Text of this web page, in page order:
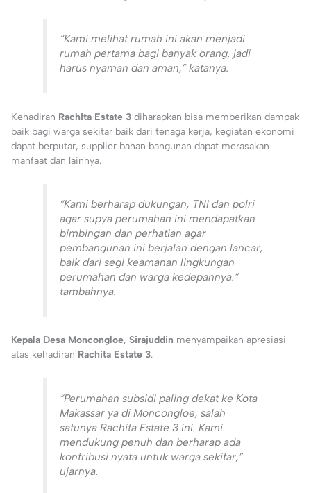
“Kami melihat rumah ini akan menjadi
rumah pertama bagi banyak orang, jadi
harus nyaman dan aman,” katanya.
Kehadiran Rachita Estate 3 diharapkan bisa memberikan dampak
baik bagi warga sekitar baik dari tenaga kerja, kegiatan ekonomi
dapat berputar, supplier bahan bangunan dapat merasakan
manfaat dan lainnya.
“Kami berharap dukungan, TNI dan polri
agar supya perumahan ini mendapatkan
bimbingan dan perhatian agar
pembangunan ini berjalan dengan lancar,
baik dari segi keamanan lingkungan
perumahan dan warga kedepannya.”
tambahnya.
Kepala Desa Moncongloe, Sirajuddin menyampaikan apresiasi
atas kehadiran Rachita Estate 3.
“Perumahan subsidi paling dekat ke Kota
Makassar ya di Moncongloe, salah
satunya Rachita Estate 3 ini. Kami
mendukung penuh dan berharap ada
kontribusi nyata untuk warga sekitar,”
ujarnya.